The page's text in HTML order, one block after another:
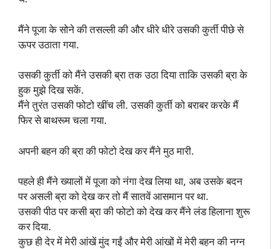
मैंने पूजा के सोने की तसल्ली की और धीरे धीरे उसकी कुर्ती पीछे से
ऊपर उठाता गया.
उसकी कुर्ती को मैंने उसकी ब्रा तक उठा दिया ताकि उसकी ब्रा के
हुक मुझे दिख सकें.
मैंने तुरंत उसकी फोटो खींच ली. उसकी कुर्ती को बराबर करके मैं
फिर से बाथरूम चला गया.
अपनी बहन की ब्रा की फोटो देख कर मैंने मुठ मारी.
पहले ही मैंने ख्यालों में पूजा को नंगा देख लिया था, अब उसके बदन
पर असली ब्रा को देख कर तो मैं सातवें आसमान पर था.
उसकी पीठ पर कसी ब्रा की फोटो को देख कर मैंने लंड हिलाना शुरू
कर दिया.
कुछ ही देर में मेरी आंखें मुंद गईं और मेरी आंखों में मेरी बहन की नग्न